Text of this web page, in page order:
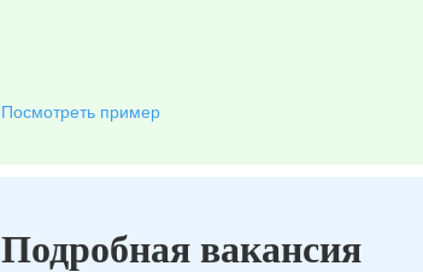
Посмотреть пример
Подробная вакансия